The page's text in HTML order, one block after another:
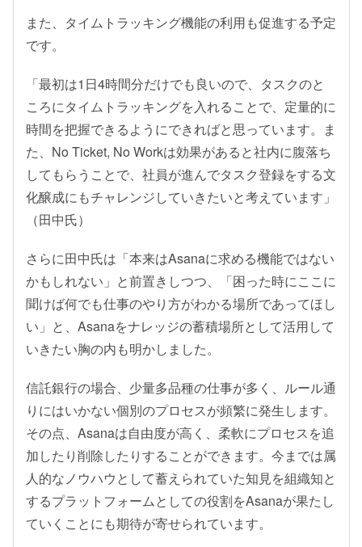
また、タイムトラッキング機能の利用も促進する予定
です。
「最初は1日4時間分だけでも良いので、タスクのと
ころにタイムトラッキングを入れることで、定量的に
時間を把握できるようにできればと思っています。ま
た、No Ticket, No Workは効果があると社内に腹落ち
してもらうことで、社員が進んでタスク登録をする文
化醸成にもチャレンジしていきたいと考えています」
（田中氏）
さらに田中氏は「本来はAsanaに求める機能ではない
かもしれない」と前置きしつつ、「困った時にここに
聞けば何でも仕事のやり方がわかる場所であってほし
い」と、Asanaをナレッジの蓄積場所として活用して
いきたい胸の内も明かしました。
信託銀行の場合、少量多品種の仕事が多く、ルール通
りにはいかない個別のプロセスが頻繁に発生します。
その点、Asanaは自由度が高く、柔軟にプロセスを追
加したり削除したりすることができます。今までは属
人的なノウハウとして蓄えられていた知見を組織知と
するプラットフォームとしての役割をAsanaが果たし
ていくことにも期待が寄せられています。